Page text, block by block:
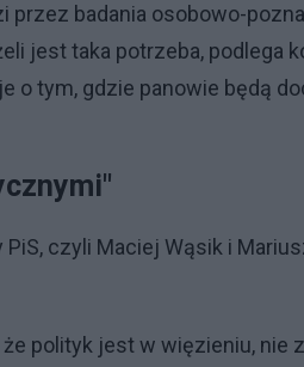
badania osobowo-
jest taka potrzeba, podlega
tym, gdzie panowie będą
czyli Maciej Wąsik i
polityk jest w więzieniu, nie